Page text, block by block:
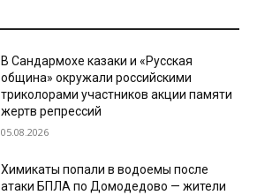
В Сандармохе казаки и «Русская
община» окружали российскими
триколорами участников акции памяти
жертв репрессий
05.08.2026
Химикаты попали в водоемы после
атаки БПЛА по Домодедово — жители